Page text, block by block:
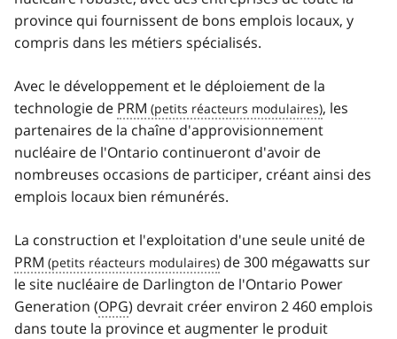
province qui fournissent de bons emplois locaux, y
compris dans les métiers spécialisés.
Avec le développement et le déploiement de la
technologie de PRM
, les
partenaires de la chaîne d'approvisionnement
nucléaire de l'Ontario continueront d'avoir de
nombreuses occasions de participer, créant ainsi des
emplois locaux bien rémunérés.
La construction et l'exploitation d'une seule unité de
PRM
de 300 mégawatts sur
le site nucléaire de Darlington de l'Ontario Power
Generation (OPG) devrait créer environ 2 460 emplois
dans toute la province et augmenter le produit